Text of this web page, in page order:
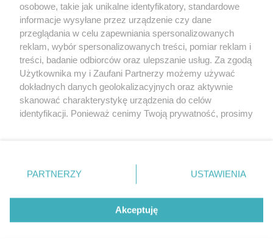
Regulamin konkursów
śniadaniówka "Hej
Szczecin! Jest piątek!"
Partnerzy
Praca Szczecin
© 2026 wSzczecinie.pl
Created by GOD
osobowe, takie jak unikalne identyfikatory, standardowe
informacje wysyłane przez urządzenie czy dane
przeglądania w celu zapewniania spersonalizowanych
reklam, wybór spersonalizowanych treści, pomiar reklam i
treści, badanie odbiorców oraz ulepszanie usług. Za zgodą
Użytkownika my i Zaufani Partnerzy możemy używać
dokładnych danych geolokalizacyjnych oraz aktywnie
skanować charakterystykę urządzenia do celów
identyfikacji. Ponieważ cenimy Twoją prywatność, prosimy
prywatności znajdujący się w lewym dolnym rogu strony
. Niektóre rodzaje przetwarzania danych nie wymagają
takiemu przetwarzaniu. Preferencje będą miały
zastosowania tylko na tej witrynie.
PARTNERZY USTAWIENIA
Akceptuję